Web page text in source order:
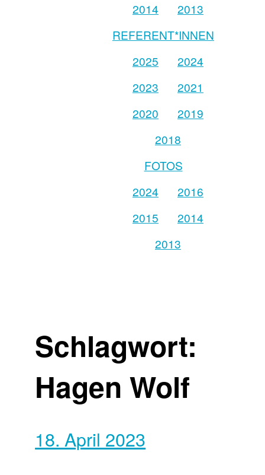
2014
2013
REFERENT*INNEN
2025
2024
2023
2021
2020
2019
2018
FOTOS
2024
2016
2015
2014
2013
Schlagwort:
Hagen Wolf
18. April 2023